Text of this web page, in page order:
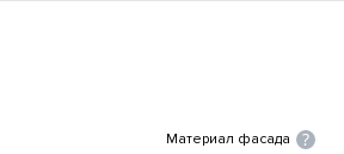
Материал фасада